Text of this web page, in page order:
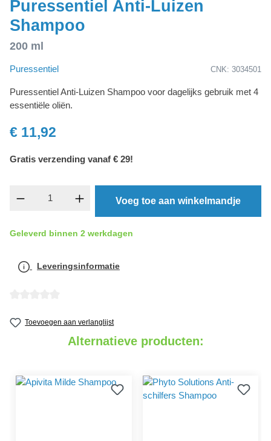
Puressentiel Anti-Luizen
Shampoo
200 ml
Puressentiel CNK: 3034501
Puressentiel Anti-Luizen Shampoo voor dagelijks gebruik met 4
essentiële oliën.
€ 11,92
Gratis verzending vanaf € 29!
component.product.quantitySelect.legend
Voeg toe aan winkelmandje
Geleverd binnen 2 werkdagen
Leveringsinformatie
Toevoegen aan verlanglijst
Alternatieve producten: